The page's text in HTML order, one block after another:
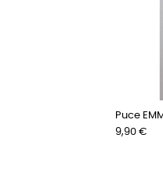
Puce
Prix
9,90 €